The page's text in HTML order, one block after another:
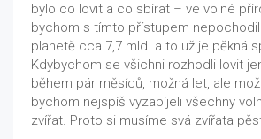
bylo co lovit a co sbírat – ve volné
bychom s tímto přístupem
planetě cca 7,7 mld. a to už je pěkná
Kdybychom se všichni rozhodli lovit
během pár měsíců, možná let, ale
bychom nejspíš vyzabíjeli všechny
zvířat. Proto si musíme svá zvířata